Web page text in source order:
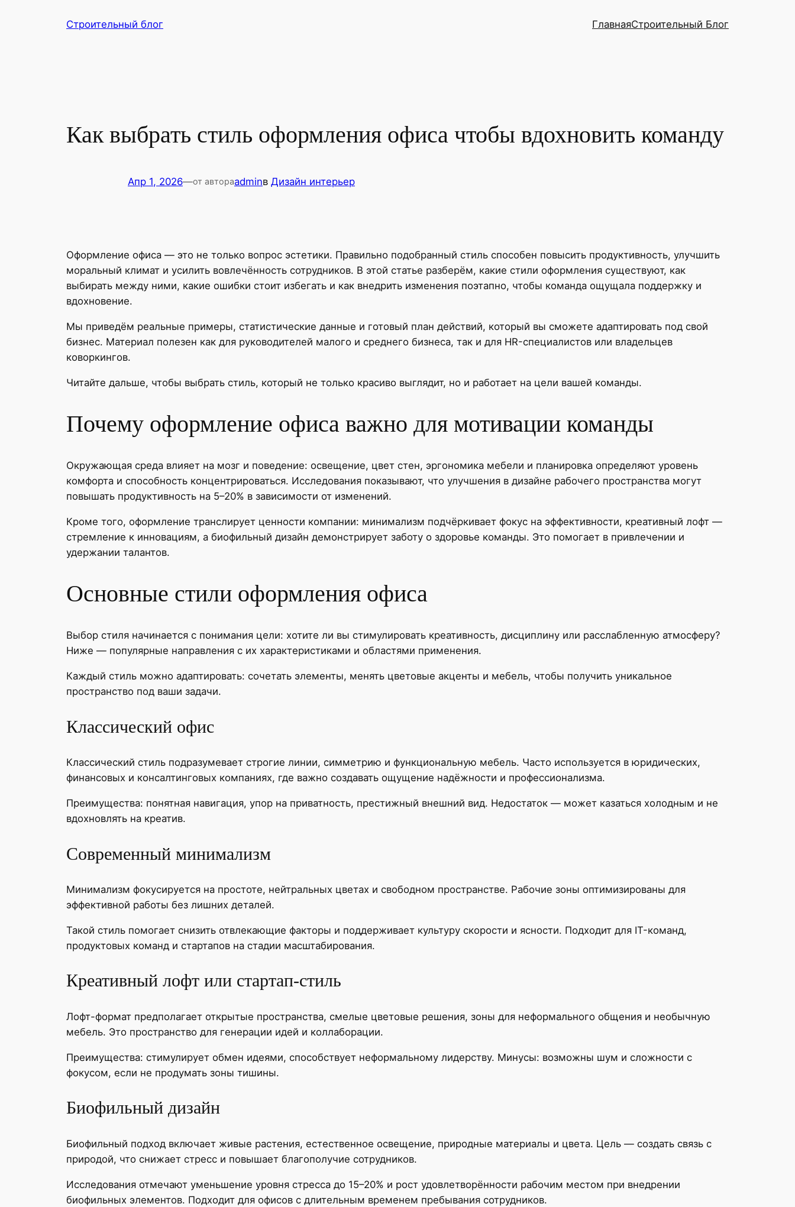
Строительный блог ГлавнаяСтроительный Блог
Как выбрать стиль оформления офиса чтобы вдохновить команду
Апр 1, 2026—от автораadminв Дизайн интерьер
Оформление офиса — это не только вопрос эстетики. Правильно подобранный стиль способен повысить продуктивность, улучшить
моральный климат и усилить вовлечённость сотрудников. В этой статье разберём, какие стили оформления существуют, как
выбирать между ними, какие ошибки стоит избегать и как внедрить изменения поэтапно, чтобы команда ощущала поддержку и
вдохновение.
Мы приведём реальные примеры, статистические данные и готовый план действий, который вы сможете адаптировать под свой
бизнес. Материал полезен как для руководителей малого и среднего бизнеса, так и для HR-специалистов или владельцев
коворкингов.
Читайте дальше, чтобы выбрать стиль, который не только красиво выглядит, но и работает на цели вашей команды.
Почему оформление офиса важно для мотивации команды
Окружающая среда влияет на мозг и поведение: освещение, цвет стен, эргономика мебели и планировка определяют уровень
комфорта и способность концентрироваться. Исследования показывают, что улучшения в дизайне рабочего пространства могут
повышать продуктивность на 5–20% в зависимости от изменений.
Кроме того, оформление транслирует ценности компании: минимализм подчёркивает фокус на эффективности, креативный лофт —
стремление к инновациям, а биофильный дизайн демонстрирует заботу о здоровье команды. Это помогает в привлечении и
удержании талантов.
Основные стили оформления офиса
Выбор стиля начинается с понимания цели: хотите ли вы стимулировать креативность, дисциплину или расслабленную атмосферу?
Ниже — популярные направления с их характеристиками и областями применения.
Каждый стиль можно адаптировать: сочетать элементы, менять цветовые акценты и мебель, чтобы получить уникальное
пространство под ваши задачи.
Классический офис
Классический стиль подразумевает строгие линии, симметрию и функциональную мебель. Часто используется в юридических,
финансовых и консалтинговых компаниях, где важно создавать ощущение надёжности и профессионализма.
Преимущества: понятная навигация, упор на приватность, престижный внешний вид. Недостаток — может казаться холодным и не
вдохновлять на креатив.
Современный минимализм
Минимализм фокусируется на простоте, нейтральных цветах и свободном пространстве. Рабочие зоны оптимизированы для
эффективной работы без лишних деталей.
Такой стиль помогает снизить отвлекающие факторы и поддерживает культуру скорости и ясности. Подходит для IT-команд,
продуктовых команд и стартапов на стадии масштабирования.
Креативный лофт или стартап-стиль
Лофт-формат предполагает открытые пространства, смелые цветовые решения, зоны для неформального общения и необычную
мебель. Это пространство для генерации идей и коллаборации.
Преимущества: стимулирует обмен идеями, способствует неформальному лидерству. Минусы: возможны шум и сложности с
фокусом, если не продумать зоны тишины.
Биофильный дизайн
Биофильный подход включает живые растения, естественное освещение, природные материалы и цвета. Цель — создать связь с
природой, что снижает стресс и повышает благополучие сотрудников.
Исследования отмечают уменьшение уровня стресса до 15–20% и рост удовлетворённости рабочим местом при внедрении
биофильных элементов. Подходит для офисов с длительным временем пребывания сотрудников.